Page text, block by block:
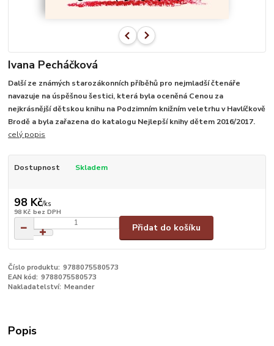
Ivana Pecháčková
Další ze známých starozákonních příběhů pro nejmladší čtenáře
navazuje na úspěšnou šestici, která byla oceněná Cenou za
nejkrásnější dětskou knihu na Podzimním knižním veletrhu v Havlíčkově
Brodě a byla zařazena do katalogu Nejlepší knihy dětem 2016/2017.
celý popis
Dostupnost Skladem
98 Kč/ks
98 Kč bez DPH
Přidat do košíku
Číslo produktu: 9788075580573
EAN kód: 9788075580573
Nakladatelství: Meander
Popis